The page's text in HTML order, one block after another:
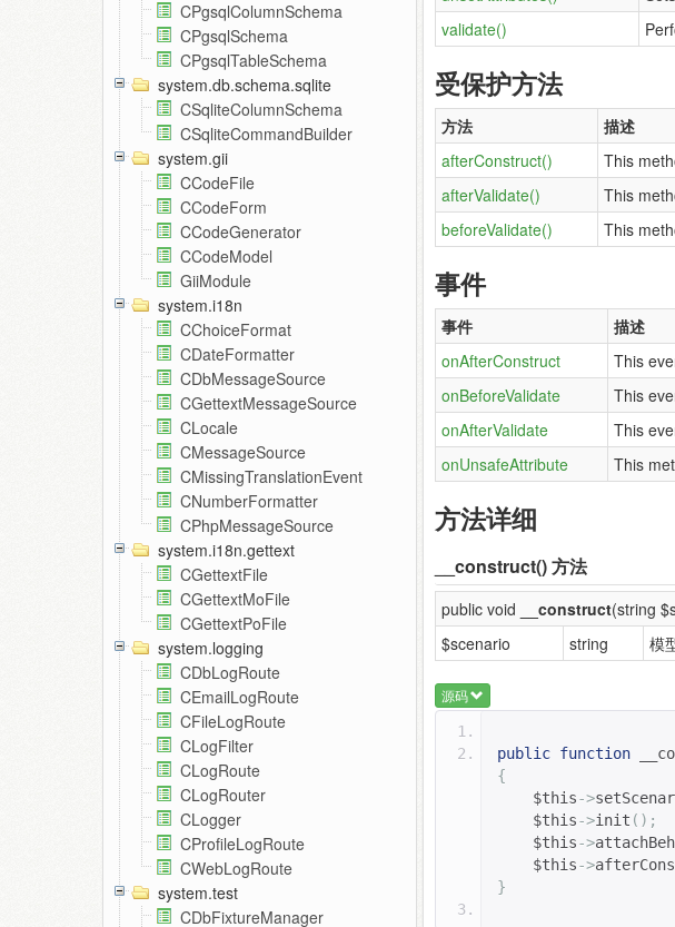
CPgsqlColumnSchema
CPgsqlSchema
CPgsqlTableSchema
system.db.schema.sqlite
CSqliteColumnSchema
CSqliteCommandBuilder
system.gii
CCodeFile
CCodeForm
CCodeGenerator
CCodeModel
GiiModule
system.i18n
CChoiceFormat
CDateFormatter
CDbMessageSource
CGettextMessageSource
CLocale
CMessageSource
CMissingTranslationEvent
CNumberFormatter
CPhpMessageSource
system.i18n.gettext
CGettextFile
CGettextMoFile
CGettextPoFile
system.logging
CDbLogRoute
CEmailLogRoute
CFileLogRoute
CLogFilter
CLogRoute
CLogRouter
CLogger
CProfileLogRoute
CWebLogRoute
system.test
CDbFixtureManager
validate()
受保护方法
方法 描述
afterConstruct()
This
afterValidate()
This
beforeValidate()
This
事件
事件 描述
onAfterConstruct
This
onBeforeValidate
This
onAfterValidate
This
onUnsafeAttribute
This
方法详细
__construct()方法
public void __construct(string
$scenario
string 模
源码
public function
{
$this->
$this->init ();
$this->
$this->
}